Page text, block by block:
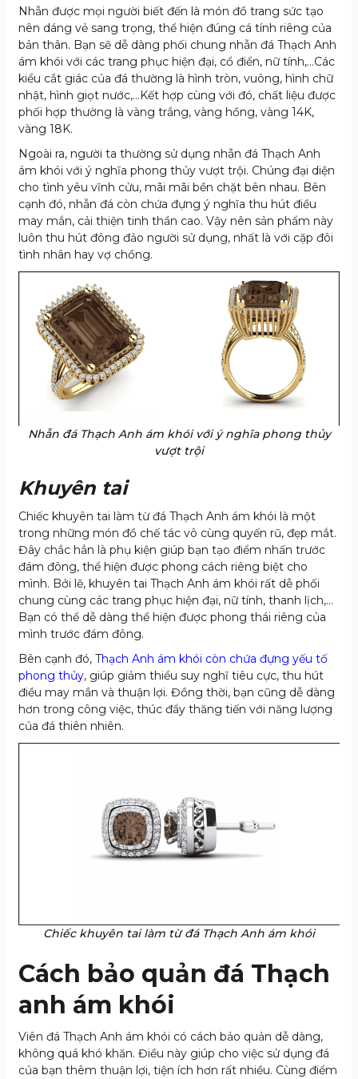
Nhẫn được mọi người biết đến là món đồ trang sức tạo
nên dáng vẻ sang trọng, thể hiện đúng cá tính riêng của
bản thân. Bạn sẽ dễ dàng phối chung nhẫn đá Thạch Anh
ám khói với các trang phục hiện đại, cổ điển, nữ tính,…Các
kiểu cắt giác của đá thường là hình tròn, vuông, hình chữ
nhật, hình giọt nước,…Kết hợp cùng với đó, chất liệu được
phối hợp thường là vàng trắng, vàng hồng, vàng 14K,
vàng 18K.
Ngoài ra, người ta thường sử dụng nhẫn đá Thạch Anh
ám khói với ý nghĩa phong thủy vượt trội. Chúng đại diện
cho tình yêu vĩnh cửu, mãi mãi bền chặt bên nhau. Bên
cạnh đó, nhẫn đá còn chứa đựng ý nghĩa thu hút điều
may mắn, cải thiện tinh thần cao. Vậy nên sản phẩm này
luôn thu hút đông đảo người sử dụng, nhất là với cặp đôi
tình nhân hay vợ chồng.
Nhẫn đá Thạch Anh ám khói với ý nghĩa phong thủy
vượt trội
Khuyên tai
Chiếc khuyên tai làm từ đá Thạch Anh ám khói là một
trong những món đồ chế tác vô cùng quyến rũ, đẹp mắt.
Đây chắc hẳn là phụ kiện giúp bạn tạo điểm nhấn trước
đám đông, thể hiện được phong cách riêng biệt cho
mình. Bởi lẽ, khuyên tai Thạch Anh ám khói rất dễ phối
chung cùng các trang phục hiện đại, nữ tính, thanh lịch,…
Bạn có thể dễ dàng thể hiện được phong thái riêng của
mình trước đám đông.
Bên cạnh đó, Thạch Anh ám khói còn chứa đựng yếu tố
phong thủy, giúp giảm thiểu suy nghĩ tiêu cực, thu hút
điều may mắn và thuận lợi. Đồng thời, bạn cũng dễ dàng
hơn trong công việc, thúc đẩy thăng tiến với năng lượng
của đá thiên nhiên.
Chiếc khuyên tai làm từ đá Thạch Anh ám khói
Cách bảo quản đá Thạch
anh ám khói
Viên đá Thạch Anh ám khói có cách bảo quản dễ dàng,
không quá khó khăn. Điều này giúp cho việc sử dụng đá
của bạn thêm thuận lợi, tiện ích hơn rất nhiều. Cùng điểm